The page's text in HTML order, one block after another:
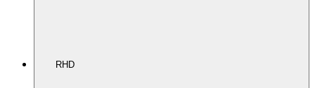
RHD